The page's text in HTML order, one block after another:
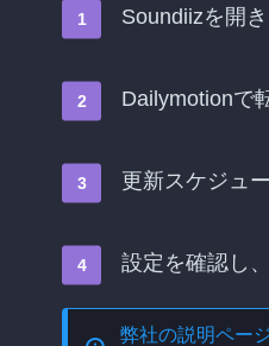
Soundiizを開
Dailymotionで
更新スケジュ
設定を確認し
弊社の説明ペー